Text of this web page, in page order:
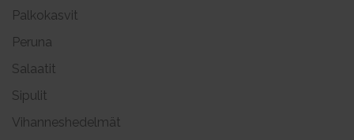
Palkokasvit
Peruna
Salaatit
Sipulit
Vihanneshedelmät